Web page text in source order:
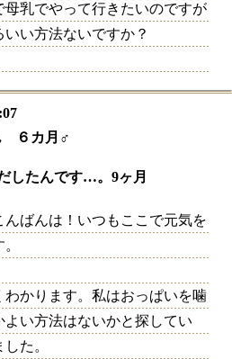
母乳でやって行きたいのですが
い方法ないですか？
６カ月♂
したんです…。9ヶ月
ばんは！いつもここで元気を
かります。私はおっぱいを噛
い方法はないかと探してい
た。